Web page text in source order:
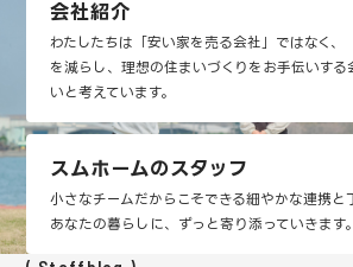
会社紹介
わたしたちは「安い家を売る会社」ではなく、
を減らし、理想の住まいづくりをお手伝いする
いと考えています。
スムホームのスタッフ
小さなチームだからこそできる細やかな連携と
あなたの暮らしに、ずっと寄り添っていきます。